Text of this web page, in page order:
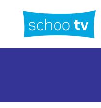
hoofdinhoud